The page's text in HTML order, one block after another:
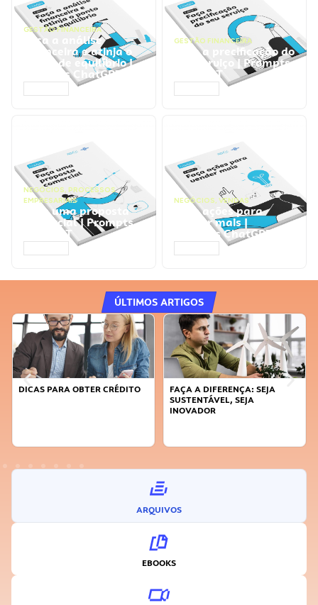
GESTÃO FINANCEIRA
Faça a análise
financeira e atinja o
ponto de equilíbrio |
Prompts ChatGPT
GESTÃO FINANCEIRA
Faça a precificação do
seu serviço | Prompts
ChatGPT
NEGÓCIOS, PROCESSOS
EMPRESARIAIS
Faça uma proposta
comercial | Prompts
ChatGPT
NEGÓCIOS, VENDAS
Faça ações para
vender mais |
Prompts ChatGPT
ÚLTIMOS ARTIGOS
DICAS PARA OBTER CRÉDITO
FAÇA A DIFERENÇA: SEJA
SUSTENTÁVEL, SEJA
INOVADOR
ARQUIVOS
EBOOKS